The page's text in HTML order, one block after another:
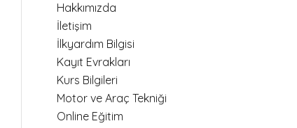
Hakkımızda
İletişim
İlkyardım Bilgisi
Kayıt Evrakları
Kurs Bilgileri
Motor ve Araç Tekniği
Online Eğitim